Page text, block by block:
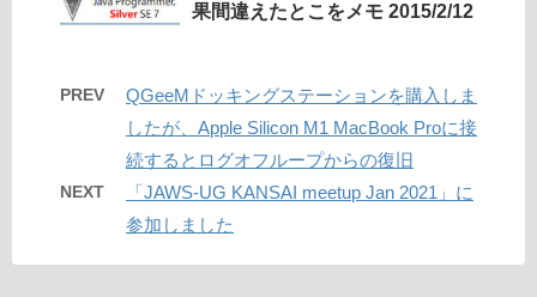
果間違えたとこをメモ 2015/2/12
PREV
QGeeMドッキングステーションを購入しま
したが、Apple Silicon M1 MacBook Proに接
続するとログオフループからの復旧
NEXT
「JAWS-UG KANSAI meetup Jan 2021」に
参加しました